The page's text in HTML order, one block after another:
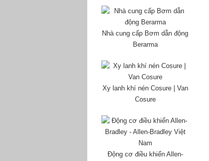
Nhà cung cấp Bơm dẫn động
Berarma
Xy lanh khí nén Cosure | Van
Cosure
Động cơ điều khiển Allen-